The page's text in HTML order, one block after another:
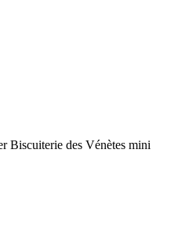
Biscuiterie des Vénètes mini